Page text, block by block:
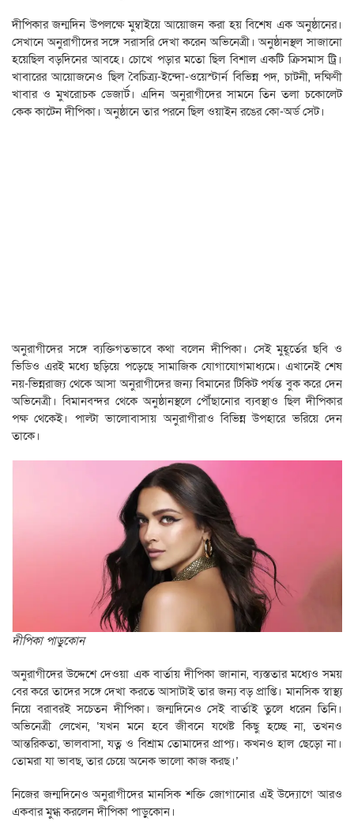
দীপিকার জন্মদিন উপলক্ষে মুম্বাইয়ে আয়োজন করা হয় বিশেষ এক অনুষ্ঠানের।
সেখানে অনুরাগীদের সঙ্গে সরাসরি দেখা করেন অভিনেত্রী। অনুষ্ঠানস্থল সাজানো
হয়েছিল বড়দিনের আবহে। চোখে পড়ার মতো ছিল বিশাল একটি ক্রিসমাস ট্রি।
খাবারের আয়োজনেও ছিল বৈচিত্র্য-ইন্দো-ওয়েস্টার্ন বিভিন্ন পদ, চাটনী, দক্ষিণী
খাবার ও মুখরোচক ডেজার্ট। এদিন অনুরাগীদের সামনে তিন তলা চকোলেট
কেক কাটেন দীপিকা। অনুষ্ঠানে তার পরনে ছিল ওয়াইন রঙের কো-অর্ড সেট।
অনুরাগীদের সঙ্গে ব্যক্তিগতভাবে কথা বলেন দীপিকা। সেই মুহূর্তের ছবি ও
ভিডিও এরই মধ্যে ছড়িয়ে পড়েছে সামাজিক যোগাযোগমাধ্যমে। এখানেই শেষ
নয়-ভিন্নরাজ্য থেকে আসা অনুরাগীদের জন্য বিমানের টিকিট পর্যন্ত বুক করে দেন
অভিনেত্রী। বিমানবন্দর থেকে অনুষ্ঠানস্থলে পৌঁছানোর ব্যবস্থাও ছিল দীপিকার
পক্ষ থেকেই। পাল্টা ভালোবাসায় অনুরাগীরাও বিভিন্ন উপহারে ভরিয়ে দেন
তাকে।
দীপিকা পাড়ুকোন
অনুরাগীদের উদ্দেশে দেওয়া এক বার্তায় দীপিকা জানান, ব্যস্ততার মধ্যেও সময়
বের করে তাদের সঙ্গে দেখা করতে আসাটাই তার জন্য বড় প্রাপ্তি। মানসিক স্বাস্থ্য
নিয়ে বরাবরই সচেতন দীপিকা। জন্মদিনেও সেই বার্তাই তুলে ধরেন তিনি।
অভিনেত্রী লেখেন, ‘যখন মনে হবে জীবনে যথেষ্ট কিছু হচ্ছে না, তখনও
আন্তরিকতা, ভালবাসা, যত্ন ও বিশ্রাম তোমাদের প্রাপ্য। কখনও হাল ছেড়ো না।
তোমরা যা ভাবছ, তার চেয়ে অনেক ভালো কাজ করছ।’
নিজের জন্মদিনেও অনুরাগীদের মানসিক শক্তি জোগানোর এই উদ্যোগে আরও
একবার মুগ্ধ করলেন দীপিকা পাড়ুকোন।